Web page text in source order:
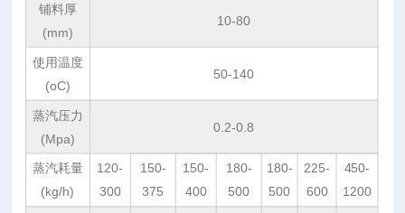
铺料厚
(mm)
10-80
使用温度
(oC)
50-140
蒸汽压力
(Mpa)
0.2-0.8
蒸汽耗量
(kg/h)
120-
300
150-
375
150-
400
180-
500
180-
500
225-
600
450-
1200